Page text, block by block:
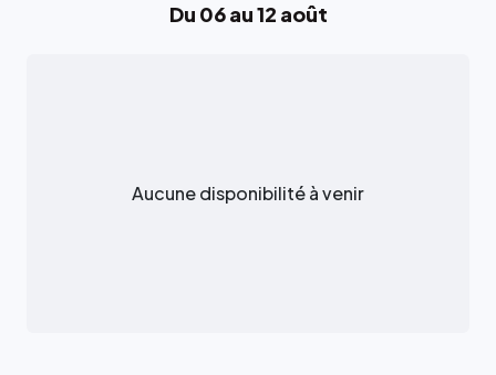
Du 06 au 12 août
Aucune disponibilité à venir